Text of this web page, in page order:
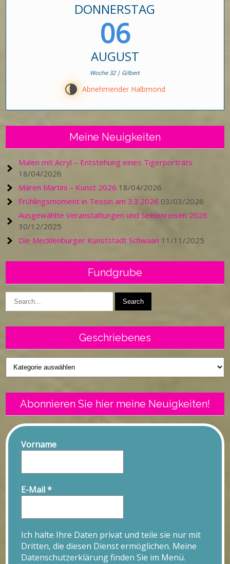
DONNERSTAG
06
AUGUST
Woche 32 | Gilbert
U Abnehmender Halbmond
Meine Neuigkeiten
Malen mit Acryl – Entstehung eines Tigerporträts
18/04/2026
Maren Martini – Kunst 2026 18/04/2026
Frühlingsmoment in Tessin am 3.3.2026 03/03/2026
Ausgewählte Veranstaltungen und Seelenreisen 2026
30/12/2025
Die Mecklenburger Kunststadt Schwaan 11/11/2025
Fundgrube
Geschriebenes
Geschriebenes
Abonnieren Sie hier meine Neuigkeiten!
Vorname
E-Mail*
Ich halte Ihre Daten privat und teile sie nur mit
Dritten, die diesen Dienst ermöglichen. Meine
Datenschutzerklärung finden Sie im Menü.